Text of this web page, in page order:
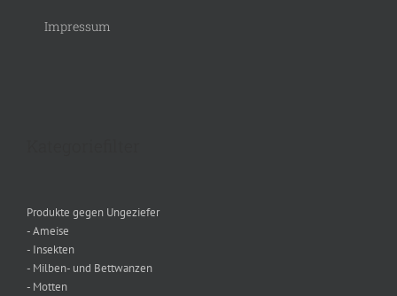
Impressum
Produkte gegen Ungeziefer
- Ameise
- Insekten
- Milben- und Bettwanzen
- Motten